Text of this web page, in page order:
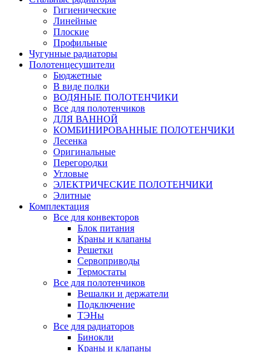
Гигиенические
Линейные
Плоские
Профильные
Чугунные радиаторы
Полотенцесушители
Бюджетные
В виде полки
ВОДЯНЫЕ ПОЛОТЕНЧИКИ
Все для полотенчиков
ДЛЯ ВАННОЙ
КОМБИНИРОВАННЫЕ ПОЛОТЕНЧИКИ
Лесенка
Оригинальные
Перегородки
Угловые
ЭЛЕКТРИЧЕСКИЕ ПОЛОТЕНЧИКИ
Элитные
Комплектация
Все для конвекторов
Блок питания
Краны и клапаны
Решетки
Сервоприводы
Термостаты
Все для полотенчиков
Вешалки и держатели
Подключение
ТЭНы
Все для радиаторов
Бинокли
Краны и клапаны